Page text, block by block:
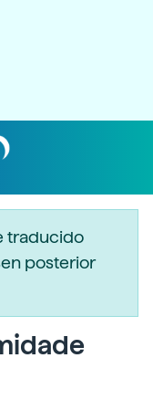
traducido
posterior